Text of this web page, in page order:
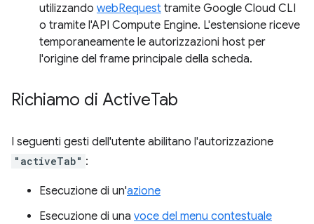
utilizzando webRequest tramite Google Cloud CLI
o tramite l'API Compute Engine. L'estensione riceve
temporaneamente le autorizzazioni host per
l'origine del frame principale della scheda.
Richiamo di ActiveTab
I seguenti gesti dell'utente abilitano l'autorizzazione
"activeTab" :
Esecuzione di un'azione
Esecuzione di una voce del menu contestuale